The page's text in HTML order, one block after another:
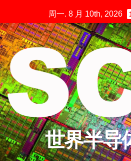
至
内
容
周一. 8 月 10th, 2026
世界半导